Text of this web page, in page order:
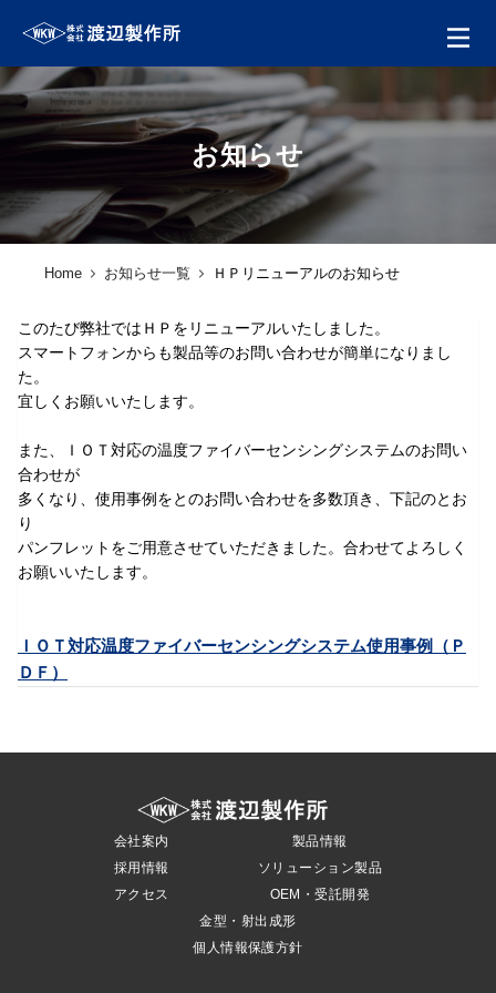
ソリューション製品
金型・射出成形
お知らせ
Home お知らせ一覧 ＨＰリニューアルのお知らせ
このたび弊社ではＨＰをリニューアルいたしました。
スマートフォンからも製品等のお問い合わせが簡単になりまし
た。
宜しくお願いいたします。
また、ＩＯＴ対応の温度ファイバーセンシングシステムのお問い
合わせが
多くなり、使用事例をとのお問い合わせを多数頂き、下記のとお
り
パンフレットをご用意させていただきました。合わせてよろしく
お願いいたします。
ＩＯＴ対応温度ファイバーセンシングシステム使用事例（Ｐ
ＤＦ）
会社案内
採用情報
アクセス
製品情報
ソリューション製品
OEM・受託開発
金型・射出成形
個人情報保護方針